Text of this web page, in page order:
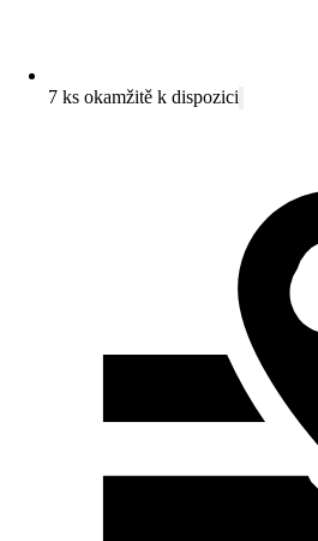
7 ks okamžitě k dispozici